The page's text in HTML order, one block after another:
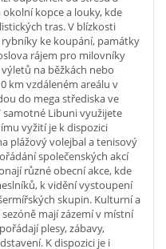
kopce a louky, kde
tras. V blízkosti
rybníky ke koupání, památky
rájem pro milovníky
na běžkách nebo
km vzdáleném areálu v
do mega střediska ve
samotné Libuni využijete
vyžití je k dispozici
plážový volejbal a tenisový
společenských akcí
různé obecní akce, kde
k vidění vystoupení
skupin. Kulturní a
mají zázemí v místní
plesy, zábavy,
K dispozici je i